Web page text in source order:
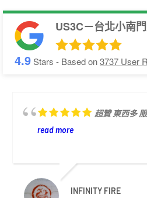
US3C－台北小南
4.9Stars - Based on3737 User
超贊 東西多
read more
INFINITY FIRE